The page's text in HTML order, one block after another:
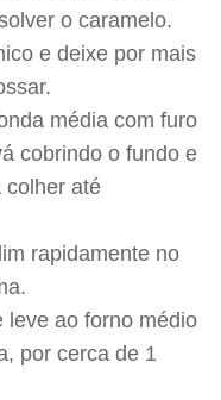
o caramelo.
e deixe por mais
média com furo
cobrindo o fundo e
colher até
rapidamente no
leve ao forno médio
por cerca de 1